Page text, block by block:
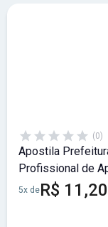
(0)
Apostila
Profissional de
5x deR$ 11,20